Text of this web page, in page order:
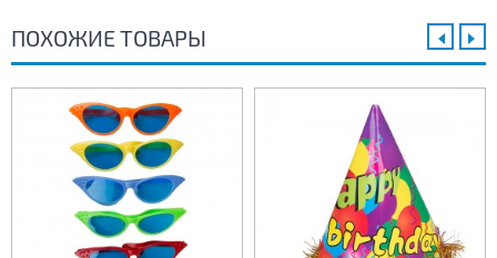
ПОХОЖИЕ ТОВАРЫ